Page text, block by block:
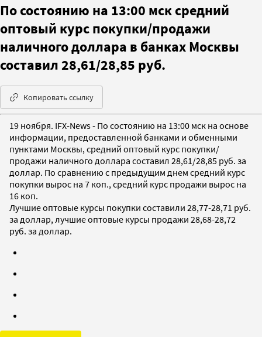
По состоянию на 13:00 мск средний
оптовый курс покупки/продажи
наличного доллара в банках Москвы
составил 28,61/28,85 руб.
Копировать ссылку
19 ноября. IFX-News - По состоянию на 13:00 мск на основе
информации, предоставленной банками и обменными
пунктами Москвы, средний оптовый курс покупки/
продажи наличного доллара составил 28,61/28,85 руб. за
доллар. По сравнению с предыдущим днем средний курс
покупки вырос на 7 коп., средний курс продажи вырос на
16 коп.
Лучшие оптовые курсы покупки составили 28,77-28,71 руб.
за доллар, лучшие оптовые курсы продажи 28,68-28,72
руб. за доллар.